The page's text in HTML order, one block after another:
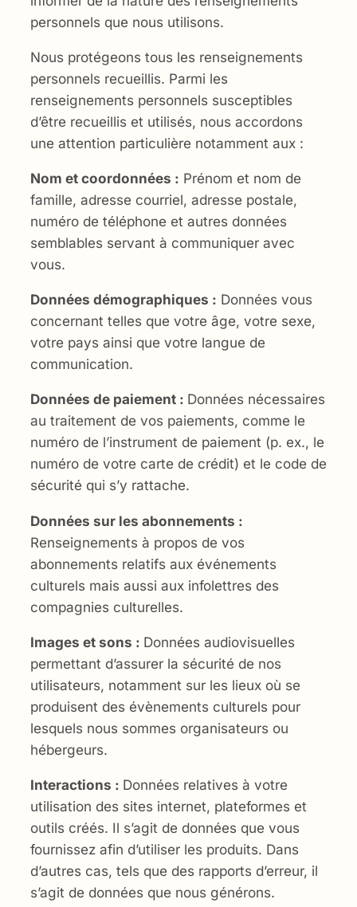
personnels que nous utilisons.
Nous protégeons tous les renseignements
personnels recueillis. Parmi les
renseignements personnels susceptibles
d’être recueillis et utilisés, nous accordons
une attention particulière notamment aux :
Nom et coordonnées : Prénom et nom de
famille, adresse courriel, adresse postale,
numéro de téléphone et autres données
semblables servant à communiquer avec
vous.
Données démographiques : Données vous
concernant telles que votre âge, votre sexe,
votre pays ainsi que votre langue de
communication.
Données de paiement : Données nécessaires
au traitement de vos paiements, comme le
numéro de l’instrument de paiement (p. ex., le
numéro de votre carte de crédit) et le code de
sécurité qui s’y rattache.
Données sur les abonnements :
Renseignements à propos de vos
abonnements relatifs aux événements
culturels mais aussi aux infolettres des
compagnies culturelles.
Images et sons : Données audiovisuelles
permettant d’assurer la sécurité de nos
utilisateurs, notamment sur les lieux où se
produisent des évènements culturels pour
lesquels nous sommes organisateurs ou
hébergeurs.
Interactions : Données relatives à votre
utilisation des sites internet, plateformes et
outils créés. Il s’agit de données que vous
fournissez afin d’utiliser les produits. Dans
d’autres cas, tels que des rapports d’erreur, il
s’agit de données que nous générons.